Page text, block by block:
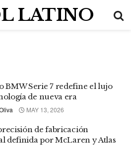
LATINO
BMW Serie 7 redefine el lujo
de nueva era
MAY 13, 2026
de fabricación
definida por McLaren y Atlas